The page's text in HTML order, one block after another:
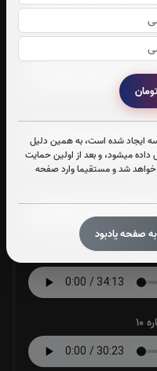
ایجاد شده است، به همین دلیل
داده میشود، و بعد از اولین حمایت
خواهد شد و مستقیما وارد صفحه
صفحه یادبود
6
7
9
10